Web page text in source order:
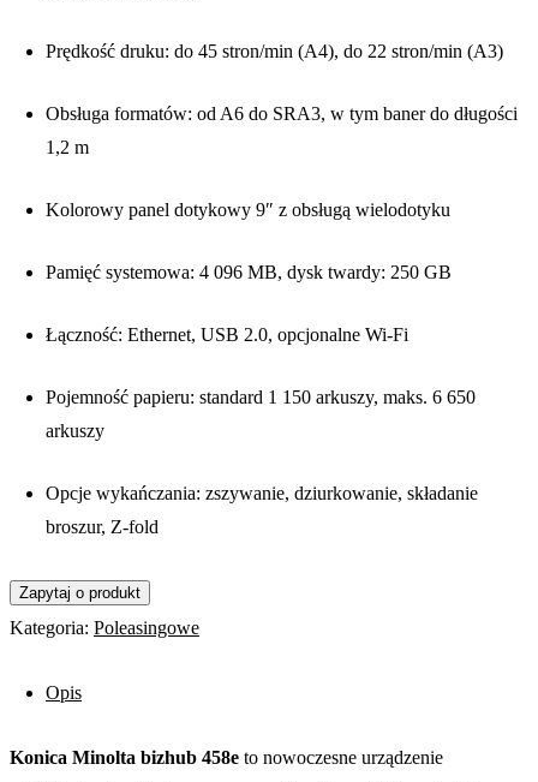
Prędkość druku: do 45 stron/min (A4), do 22 stron/min (A3)
Obsługa formatów: od A6 do SRA3, w tym baner do długości
1,2 m
Kolorowy panel dotykowy 9″ z obsługą wielodotyku
Pamięć systemowa: 4 096 MB, dysk twardy: 250 GB
Łączność: Ethernet, USB 2.0, opcjonalne Wi-Fi
Pojemność papieru: standard 1 150 arkuszy, maks. 6 650
arkuszy
Opcje wykańczania: zszywanie, dziurkowanie, składanie
broszur, Z-fold
Kategoria: Poleasingowe
Opis
Konica Minolta bizhub 458e to nowoczesne urządzenie